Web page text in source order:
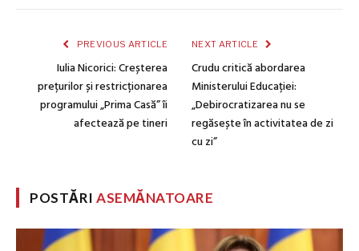
PREVIOUS ARTICLE
Iulia Nicorici: Creșterea
prețurilor și restricționarea
programului „Prima Casă” îi
afectează pe tineri
NEXT ARTICLE
Crudu critică abordarea
Ministerului Educației:
„Debirocratizarea nu se
regăsește în activitatea de zi
cu zi”
POSTĂRIASEMĂNATOARE